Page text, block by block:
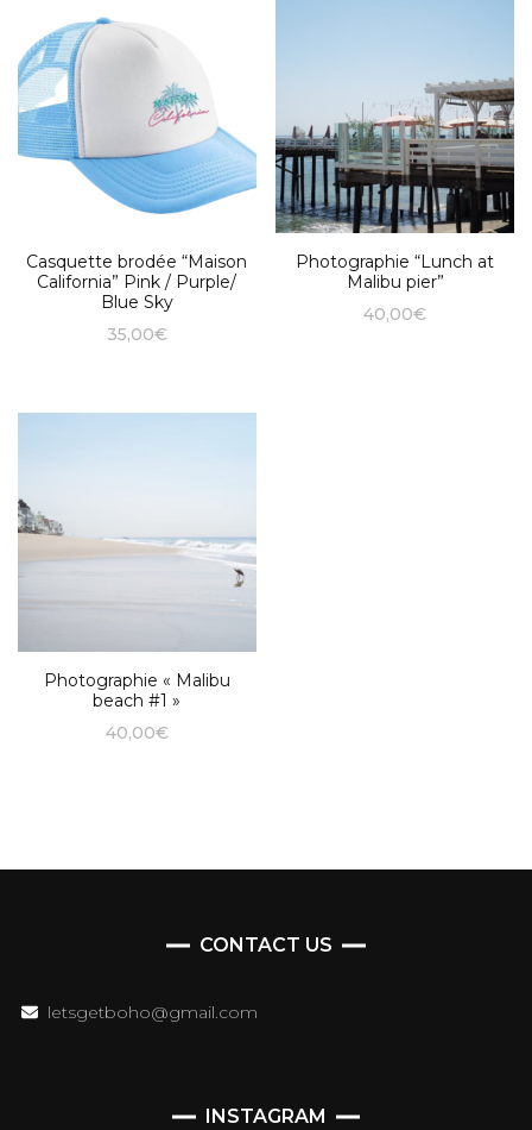
Casquette brodée “Maison
California” Pink / Purple/
Blue Sky
35,00€
Photographie “Lunch at
Malibu pier”
40,00€
Photographie « Malibu
beach #1 »
40,00€
CONTACT US
letsgetboho@gmail.com
INSTAGRAM